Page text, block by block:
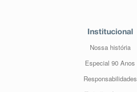
Institucional
Nossa história
Especial 90 Anos
Responsabilidades